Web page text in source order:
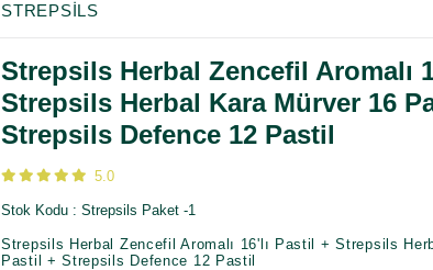
STREPSILS
Strepsils Herbal Zencefil Aromalı
Strepsils Herbal Kara Mürver 16
Strepsils Defence 12 Pastil
5.0
Stok Kodu Strepsils Paket -1
Strepsils Herbal Zencefil Aromalı 16'lı Pastil + Strepsils
Pastil + Strepsils Defence 12 Pastil